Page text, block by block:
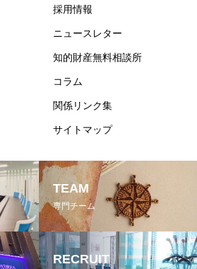
採用情報
ニュースレター
知的財産無料相談所
コラム
関係リンク集
サイトマップ
TEAM
専門チーム
RECRUIT